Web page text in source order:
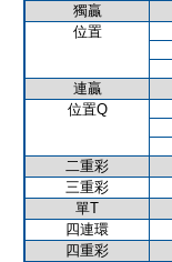
獨贏
位置
連贏
位置Q
二重彩
三重彩
單T
四連環
四重彩